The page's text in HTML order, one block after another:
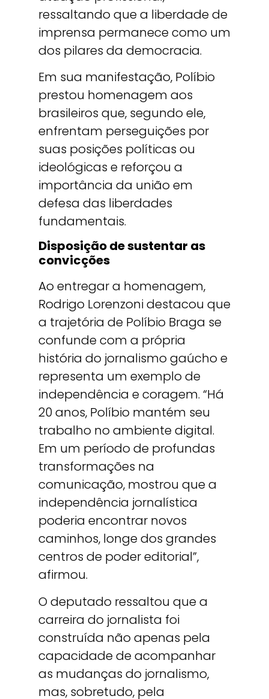
ressaltando que a liberdade de
imprensa permanece como um
dos pilares da democracia.
Em sua manifestação, Políbio
prestou homenagem aos
brasileiros que, segundo ele,
enfrentam perseguições por
suas posições políticas ou
ideológicas e reforçou a
importância da união em
defesa das liberdades
fundamentais.
Disposição de sustentar as
convicções
Ao entregar a homenagem,
Rodrigo Lorenzoni destacou que
a trajetória de Políbio Braga se
confunde com a própria
história do jornalismo gaúcho e
representa um exemplo de
independência e coragem. “Há
20 anos, Políbio mantém seu
trabalho no ambiente digital.
Em um período de profundas
transformações na
comunicação, mostrou que a
independência jornalística
poderia encontrar novos
caminhos, longe dos grandes
centros de poder editorial”,
afirmou.
O deputado ressaltou que a
carreira do jornalista foi
construída não apenas pela
capacidade de acompanhar
as mudanças do jornalismo,
mas, sobretudo, pela